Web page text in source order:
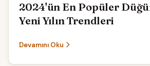
2024'ün En Popüler
Yeni Yılın Trendleri
Devamını Oku